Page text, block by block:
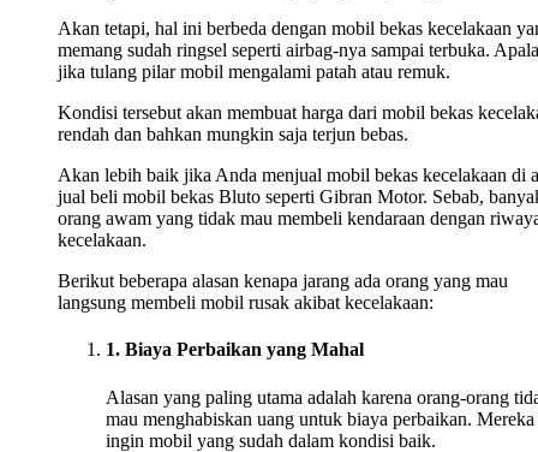
Akan tetapi, hal ini berbeda dengan mobil bekas kecelakaan
memang sudah ringsel seperti airbag-nya sampai terbuka.
jika tulang pilar mobil mengalami patah atau remuk.
Kondisi tersebut akan membuat harga dari mobil bekas
rendah dan bahkan mungkin saja terjun bebas.
Akan lebih baik jika Anda menjual mobil bekas kecelakaan di
jual beli mobil bekas Bluto seperti Gibran Motor. Sebab,
orang awam yang tidak mau membeli kendaraan dengan
kecelakaan.
Berikut beberapa alasan kenapa jarang ada orang yang mau
langsung membeli mobil rusak akibat kecelakaan:
1. Biaya Perbaikan yang Mahal
Alasan yang paling utama adalah karena orang-orang
mau menghabiskan uang untuk biaya perbaikan. Mereka
ingin mobil yang sudah dalam kondisi baik.